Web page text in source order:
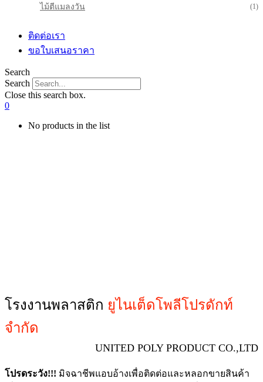
ไม้ตีแมลงวัน (1)
ติดต่อเรา
ขอใบเสนอราคา
Search
Search
Close this search box.
0
No products in the list
โรงงานพลาสติก ยูไนเต็ดโพลีโปรดักท์
จำกัด
UNITED POLY PRODUCT CO.,LTD
โปรดระวัง!!! มิจฉาชีพแอบอ้างเพื่อติดต่อและหลอกขายสินค้า